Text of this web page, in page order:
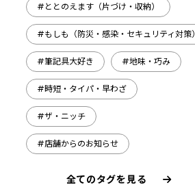
#ととのえます（片づけ・収納）
#もしも（防災・感染・セキュリティ対策）
#筆記具大好き #地味・巧み
#時短・タイパ・早わざ
#ザ・ニッチ
#店舗からのお知らせ
全てのタグを見る